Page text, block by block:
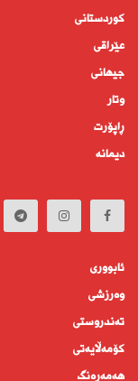
کوردستانى
عێراقی
جیهانى
وتار
ڕاپۆرت
دیمانە
ئابوورى
وەرزشی
تەندروستى
كۆمه‌ڵايه‌تى
هەمەڕەنگ